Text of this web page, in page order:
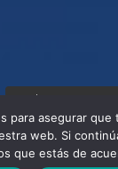
para asegurar que
web. Si
que estás de
¡Hola! Soy Noy.
ayudarte?